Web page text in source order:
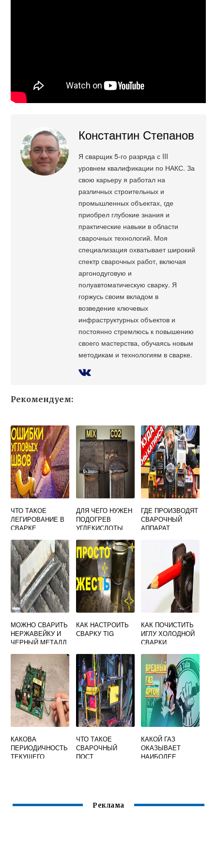
Константин Степанов
Я сварщик 5-го разряда с III
уровнем квалификации по НАКС. За
свою карьеру я работал на
различных строительных и
промышленных объектах, где
приобрел глубокие знания и
практические навыки в области
сварочных технологий. Моя
специализация охватывает широкий
спектр сварочных работ, включая
аргонодуговую и
полуавтоматическую сварку. Я
горжусь своим вкладом в
возведение ключевых
инфраструктурных объектов и
постоянно стремлюсь к повышению
своего мастерства, обучаясь новым
методикам и технологиям в сварке.
Рекомендуем:
ЧТО ТАКОЕ
ЛЕГИРОВАНИЕ В
СВАРКЕ
ДЛЯ ЧЕГО НУЖЕН
ПОДОГРЕВ
УГЛЕКИСЛОТЫ
ПОЛУАВТОМАТОМ
ГДЕ ПРОИЗВОДЯТ
СВАРОЧНЫЙ
АППАРАТ
МОЖНО СВАРИТЬ
НЕРЖАВЕЙКУ И
ЧЕРНЫЙ МЕТАЛЛ
СВАРКОЙ
КАК НАСТРОИТЬ
СВАРКУ TIG
КАК ПОЧИСТИТЬ
ИГЛУ ХОЛОДНОЙ
СВАРКИ
КАКОВА
ПЕРИОДИЧНОСТЬ
ТЕКУЩЕГО
ЧТО ТАКОЕ
СВАРОЧНЫЙ
ПОСТ
КАКОЙ ГАЗ
ОКАЗЫВАЕТ
НАИБОЛЕЕ
Реклама